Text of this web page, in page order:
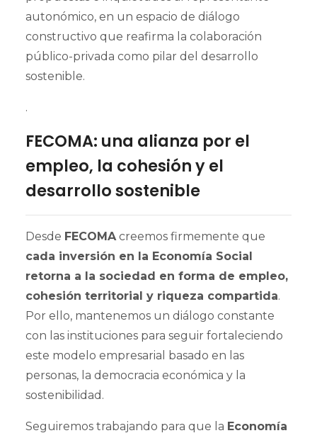
autonómico, en un espacio de diálogo
constructivo que reafirma la colaboración
público-privada como pilar del desarrollo
sostenible.
.
FECOMA: una alianza por el
empleo, la cohesión y el
desarrollo sostenible
Desde FECOMAcreemos firmemente que
cada inversión en la Economía Social
retorna a la sociedad en forma de empleo,
cohesión territorial y riqueza compartida.
Por ello, mantenemos un diálogo constante
con las instituciones para seguir fortaleciendo
este modelo empresarial basado en las
personas, la democracia económica y la
sostenibilidad.
Seguiremos trabajando para que la Economía